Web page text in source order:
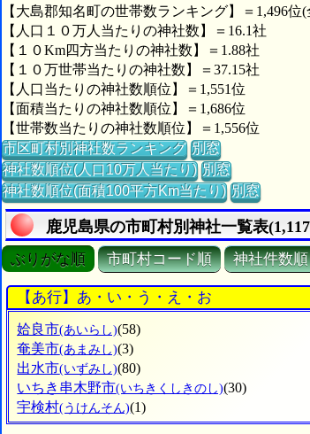
【大島郡知名町の世帯数ランキング】＝1,496位
【人口１０万人当たりの神社数】＝16.1社
【１０Km四方当たりの神社数】＝1.88社
【１０万世帯当たりの神社数】＝37.15社
【人口当たりの神社数順位】＝1,551位
【面積当たりの神社数順位】＝1,686位
【世帯数当たりの神社数順位】＝1,556位
市区町村別神社数ランキング 別窓
神社数順位(人口10万人当たり) 別窓
神社数順位(面積100平方Km当たり) 別窓
鹿児島県の市町村別神社一覧表
ぶりがな順 市町村コード順 神社件数順
【あ行】あ・い・う・え・お
姶良市(あいらし)(58)
奄美市(あまみし)(3)
出水市(いずみし)(80)
いちき串木野市(いちきくしきのし)(30)
宇検村(うけんそん)(1)